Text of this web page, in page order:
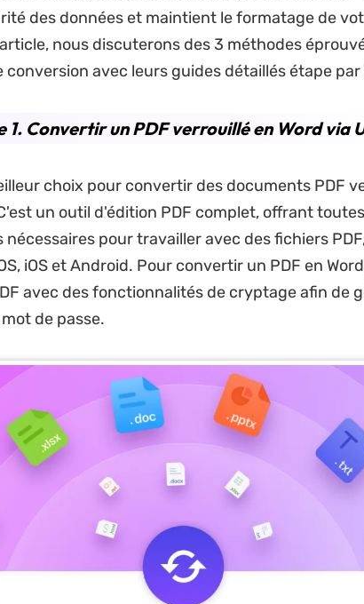
des données et maintient le formatage de
nous discuterons des 3 méthodes
avec leurs guides détaillés étape par
1. Convertir un PDF verrouillé en Word via
choix pour convertir des documents PDF
un outil d'édition PDF complet, offrant
pour travailler avec des fichiers
iOS et Android. Pour convertir un PDF en
avec des fonctionnalités de cryptage afin de
de passe.